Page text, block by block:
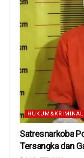
HUKUM&KRIMINAL
Satresnarkoba
Tersangka dan